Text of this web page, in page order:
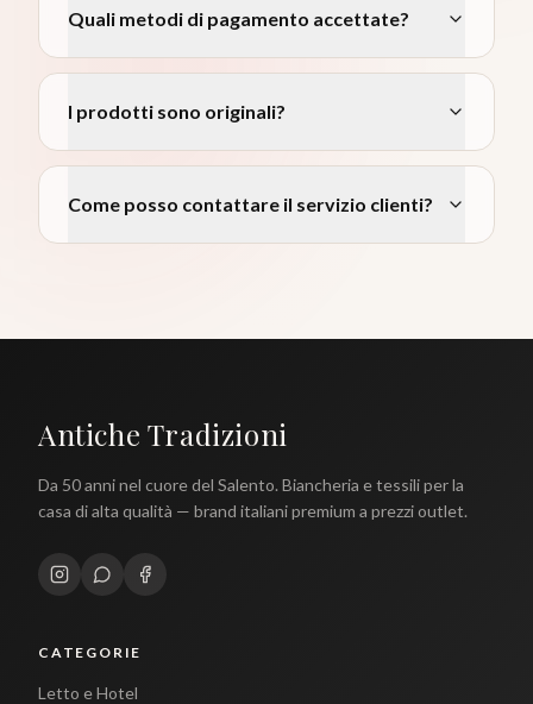
Quali metodi di pagamento accettate?
I prodotti sono originali?
Come posso contattare il servizio clienti?
Antiche Tradizioni
Da 50 anni nel cuore del Salento. Biancheria e tessili per la
casa di alta qualità — brand italiani premium a prezzi outlet.
CATEGORIE
Letto e Hotel